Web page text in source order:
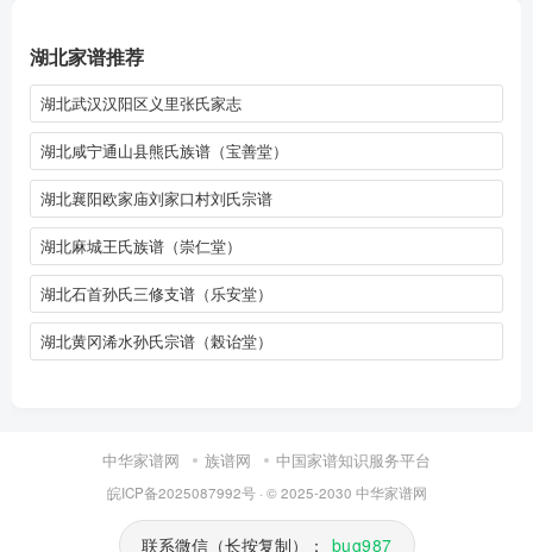
湖北家谱推荐
湖北武汉汉阳区义里张氏家志
湖北咸宁通山县熊氏族谱（宝善堂）
湖北襄阳欧家庙刘家口村刘氏宗谱
湖北麻城王氏族谱（崇仁堂）
湖北石首孙氏三修支谱（乐安堂）
湖北黄冈浠水孙氏宗谱（榖诒堂）
中华家谱网 族谱网 中国家谱知识服务平台
皖ICP备2025087992号· © 2025-2030 中华家谱网
联系微信（长按复制）： bug987